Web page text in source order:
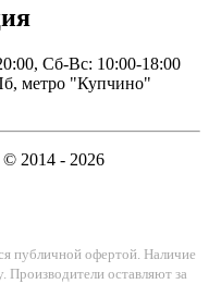
Сб-Вс: 10:00-18:00
метро "Купчино"
2014 - 2026
публичной офертой. Наличие
Производители оставляют за